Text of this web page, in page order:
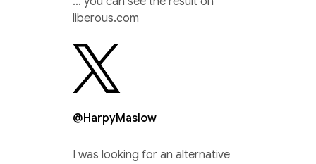
liberous.com
@HarpyMaslow
I was looking for an alternative